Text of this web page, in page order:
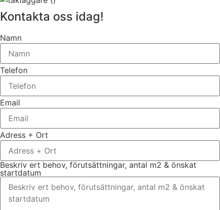
Kontakta oss idag!
Namn
Telefon
Email
Adress + Ort
Beskriv ert behov, förutsättningar, antal m2 & önskat
startdatum